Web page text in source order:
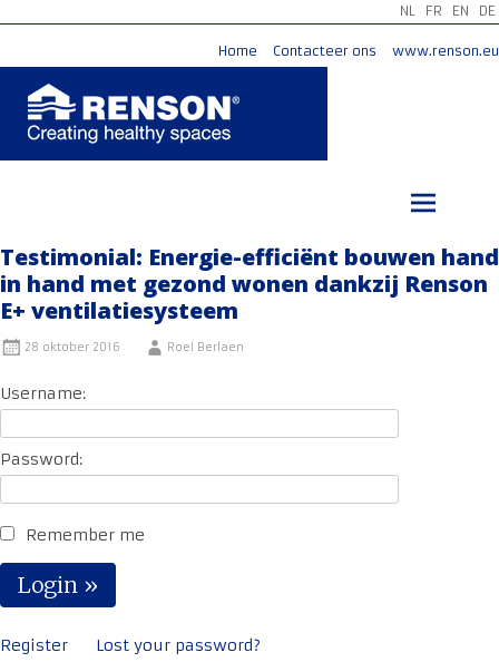
NL FR EN DE
Home Contacteer ons www.renson.eu
Testimonial: Energie-efficiënt bouwen hand
in hand met gezond wonen dankzij Renson
E+ ventilatiesysteem
28 oktober 2016 Roel Berlaen
Username:
Password:
Remember me
Register Lost your password?